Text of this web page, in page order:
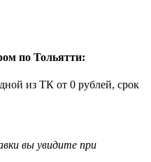
по Тольятти:
из ТК от 0 рублей, срок
вы увидите при